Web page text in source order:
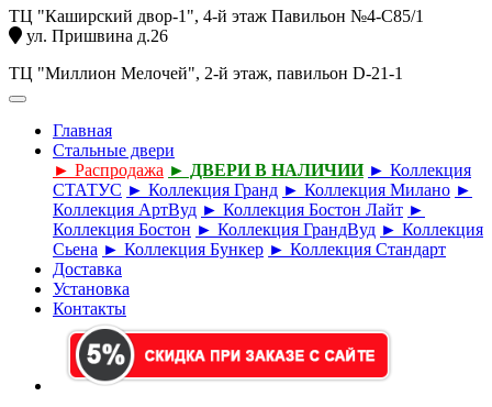
ТЦ "Каширский двор-1", 4-й этаж Павильон №4-С85/1
ул. Пришвина д.26
ТЦ "Миллион Мелочей", 2-й этаж, павильон D-21-1
Главная
Стальные двери
► Распродажа ► ДВЕРИ В НАЛИЧИИ ► Коллекция
СТАТУС ► Коллекция Гранд ► Коллекция Милано ►
Коллекция АртВуд ► Коллекция Бостон Лайт ►
Коллекция Бостон ► Коллекция ГрандВуд ► Коллекция
Сьена ► Коллекция Бункер ► Коллекция Стандарт
Доставка
Установка
Контакты